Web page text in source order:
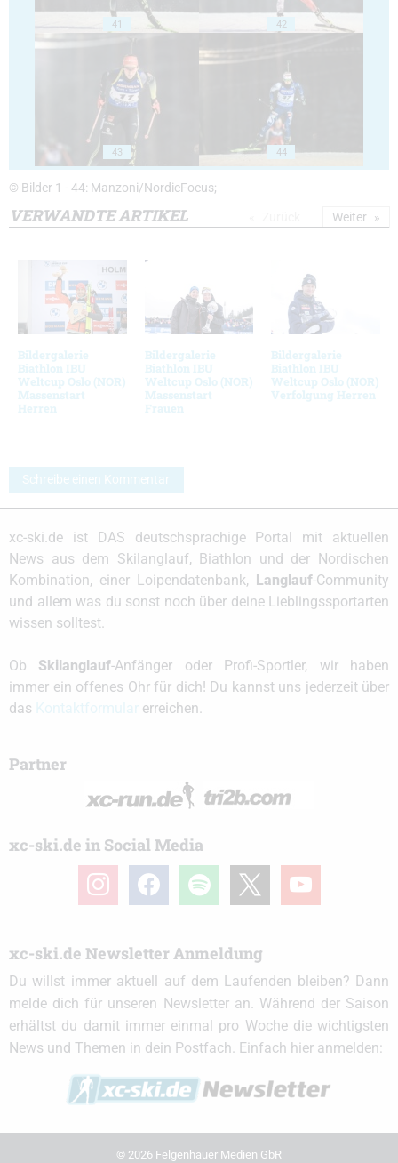
41 42
43 44
© Bilder 1 - 44: Manzoni/NordicFocus;
VERWANDTE ARTIKEL
Bildergalerie
Biathlon IBU
Weltcup Oslo (NOR)
Massenstart
Herren
Bildergalerie
Biathlon IBU
Weltcup Oslo (NOR)
Massenstart
Frauen
Bildergalerie
Biathlon IBU
Weltcup Oslo (NOR)
Verfolgung Herren
Weiter
Schreibe einen Kommentar
xc-ski.de ist DAS deutschsprachige Portal mit aktuellen
News aus dem Skilanglauf, Biathlon und der Nordischen
Kombination, einer Loipendatenbank,
Langlauf-Community
und allem was du sonst noch über deine Lieblingssportarten
wissen solltest.
Ob Skilanglauf-Anfänger oder Profi-Sportler, wir haben
immer ein offenes Ohr für dich! Du kannst uns jederzeit über
das
erreichen.
Partner
xc-ski.de in Social Media
instagramfacebook spotify youtube
xc-ski.de Newsletter Anmeldung
Du willst immer aktuell auf dem Laufenden bleiben? Dann
melde dich für unseren Newsletter an. Während der Saison
erhältst du damit immer einmal pro Woche die wichtigsten
News und Themen in dein Postfach. Einfach hier anmelden:
© 2026 Felgenhauer Medien GbR